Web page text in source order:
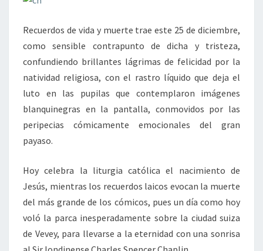
Recuerdos de vida y muerte trae este 25 de diciembre,
como sensible contrapunto de dicha y tristeza,
confundiendo brillantes lágrimas de felicidad por la
natividad religiosa, con el rastro líquido que deja el
luto en las pupilas que contemplaron imágenes
blanquinegras en la pantalla, conmovidos por las
peripecias cómicamente emocionales del gran
payaso.
Hoy celebra la liturgia católica el nacimiento de
Jesús, mientras los recuerdos laicos evocan la muerte
del más grande de los cómicos, pues un día como hoy
voló la parca inesperadamente sobre la ciudad suiza
de Vevey, para llevarse a la eternidad con una sonrisa